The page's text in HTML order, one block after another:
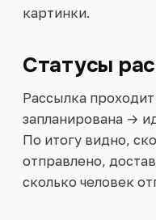
картинки.
Статусы
Рассылка
запланирована →
По итогу видно,
отправлено,
сколько человек